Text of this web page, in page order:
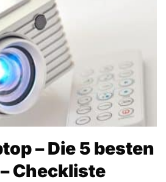
– Die 5 besten
Checkliste